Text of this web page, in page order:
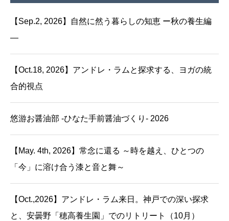
【Sep.2, 2026】自然に然う暮らしの知恵 ー秋の養生編
—
【Oct.18, 2026】アンドレ・ラムと探求する、ヨガの統
合的視点
悠游お醤油部 -ひなた手前醤油づくり- 2026
【May. 4th, 2026】常念に還る ～時を越え、ひとつの
「今」に溶け合う漆と音と舞～
【Oct.,2026】アンドレ・ラム来日。神戸での深い探求
と、安曇野「穂高養生園」でのリトリート（10月）